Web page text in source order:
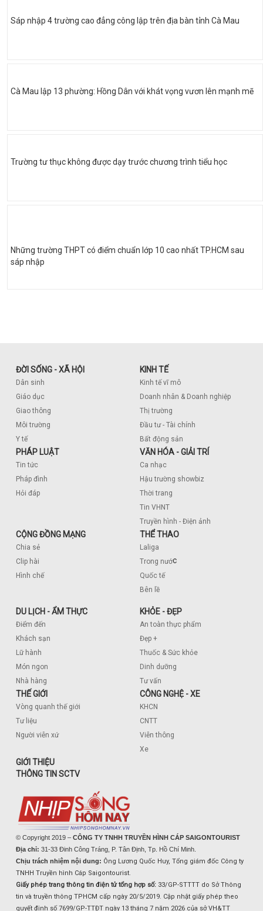
Sáp nhập 4 trường cao đẳng công lập trên địa bàn tỉnh Cà Mau
Cà Mau lập 13 phường: Hồng Dân với khát vọng vươn lên mạnh mẽ
Trường tư thục không được dạy trước chương trình tiểu học
Những trường THPT có điểm chuẩn lớp 10 cao nhất TP.HCM sau
sáp nhập
ĐỜI SỐNG - XÃ HỘI
Dân sinh
Giáo dục
Giao thông
Môi trường
Y tế
KINH TẾ
Kinh tế vĩ mô
Doanh nhân & Doanh nghiệp
Thị trường
Đầu tư - Tài chính
Bất động sản
PHÁP LUẬT
Tin tức
Pháp đình
Hỏi đáp
VĂN HÓA - GIẢI TRÍ
Ca nhạc
Hậu trường showbiz
Thời trang
Tin VHNT
Truyền hình - Điện ảnh
CỘNG ĐỒNG MẠNG
Chia sẻ
Clip hài
Hình chế
THỂ THAO
Laliga
Trong nước
Quốc tế
Bên lề
DU LỊCH - ẨM THỰC
Điểm đến
Khách sạn
Lữ hành
Món ngon
Nhà hàng
KHỎE - ĐẸP
An toàn thực phẩm
Đẹp +
Thuốc & Sức khỏe
Dinh dưỡng
Tư vấn
THẾ GIỚI
Vòng quanh thế giới
Tư liệu
Người viễn xứ
CÔNG NGHỆ - XE
KHCN
CNTT
Viễn thông
Xe
GIỚI THIỆU
THÔNG TIN SCTV
© Copyright 2019 – CÔNG TY TNHH TRUYỀN HÌNH CÁP SAIGONTOURIST
Địa chỉ: 31-33 Đinh Công Tráng, P. Tân Định, Tp. Hồ Chí Minh.
Chịu trách nhiệm nội dung: Ông Lương Quốc Huy, Tổng giám đốc Công ty
TNHH Truyền hình Cáp Saigontourist.
Giấy phép trang thông tin điện tử tổng hợp số: 33/GP-STTTT do Sở Thông
tin và truyền thông TPHCM cấp ngày 20/5/2019. Cập nhật giấy phép theo
quyết định số 7699/GP-TTĐT ngày 13 tháng 7 năm 2026 của sở VH&TT